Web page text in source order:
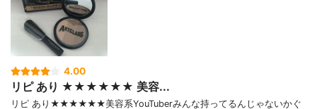
4.00
リピ あり ★★★★★★ 美容...
リピ あり★★★★★★美容系YouTuberみんな持ってるんじゃないかぐ